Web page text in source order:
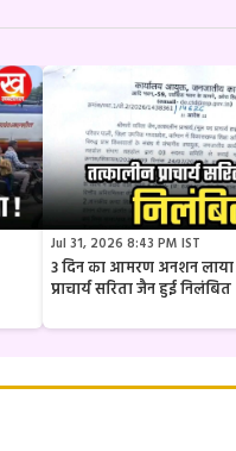
Jul 31, 2026 8:43 PM IST
3 दिन का आमरण अनशन लाया
प्राचार्य सरिता जैन हुई निलंबित